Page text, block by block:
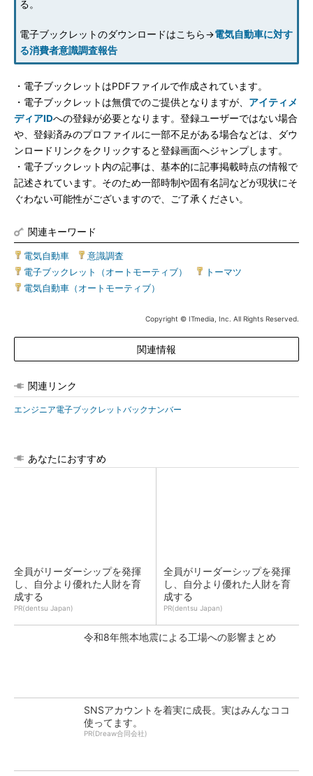
る。
電子ブックレットのダウンロードはこちら→電気自動車に対す
る消費者意識調査報告
・電子ブックレットはPDFファイルで作成されています。
・電子ブックレットは無償でのご提供となりますが、 アイティメ
ディアIDへの登録が必要となります。登録ユーザーではない場合
や、登録済みのプロファイルに一部不足がある場合などは、ダウ
ンロードリンクをクリックすると登録画面へジャンプします。
・電子ブックレット内の記事は、基本的に記事掲載時点の情報で
記述されています。そのため一部時制や固有名詞などが現状にそ
ぐわない可能性がございますので、ご了承ください。
関連キーワード
電気自動車 意識調査
電子ブックレット（オートモーティブ）
トーマツ
電気自動車（オートモーティブ）
Copyright © ITmedia, Inc. All Rights Reserved.
関連情報
関連リンク
エンジニア電子ブックレットバックナンバー
あなたにおすすめ
全員がリーダーシップを発揮
し、自分より優れた人財を育
成する
PR(dentsu Japan)
全員がリーダーシップを発揮
し、自分より優れた人財を育
成する
PR(dentsu Japan)
令和8年熊本地震による工場への影響まとめ
SNSアカウントを着実に成長。実はみんなココ
使ってます。
PR(Dreaw合同会社)